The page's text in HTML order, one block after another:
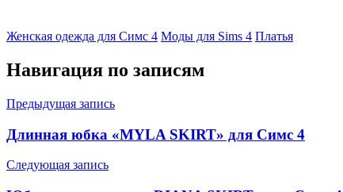
Женская одежда для Симс 4 Моды для Sims 4 Платья
Навигация по записям
Предыдущая запись
Длинная юбка «MYLA SKIRT» для Симс 4
Следующая запись